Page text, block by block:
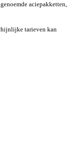
aciepakketten,
tarieven kan